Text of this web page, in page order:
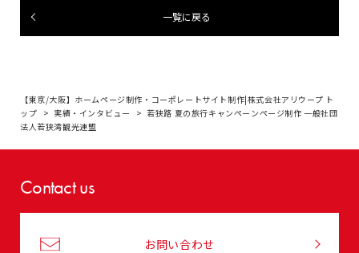
一覧に戻る
【東京/大阪】ホームページ制作・コーポレートサイト制作|株式会社アリウープ ト
ップ
実績・インタビュー
若狭路 夏の旅行キャンペーンページ制作 一般社団
法人若狭湾観光連盟
Contact us
お問い合わせ